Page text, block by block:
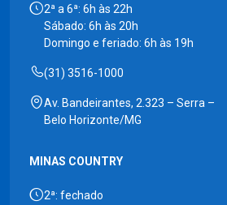
2ª a 6ª: 6h às 22h
Sábado: 6h às 20h
Domingo e feriado: 6h às 19h
(31) 3516-1000
Av. Bandeirantes, 2.323 – Serra –
Belo Horizonte/MG
MINAS COUNTRY
2ª: fechado